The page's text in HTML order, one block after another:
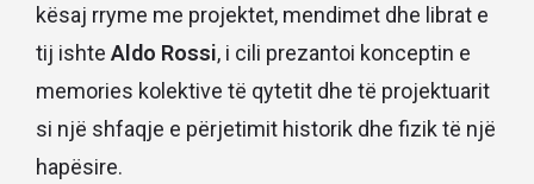
kësaj rryme me projektet, mendimet dhe librat e
tij ishte Aldo Rossi, i cili prezantoi konceptin e
memories kolektive të qytetit dhe të projektuarit
si një shfaqje e përjetimit historik dhe fizik të një
hapësire.